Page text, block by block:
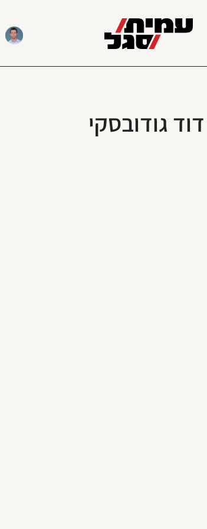
דוד גודובסקי